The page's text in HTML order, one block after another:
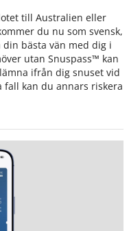
till Australien eller
du nu som svensk,
bästa vän med dig i
utan Snuspass™ kan
ifrån dig snuset vid
kan du annars riskera